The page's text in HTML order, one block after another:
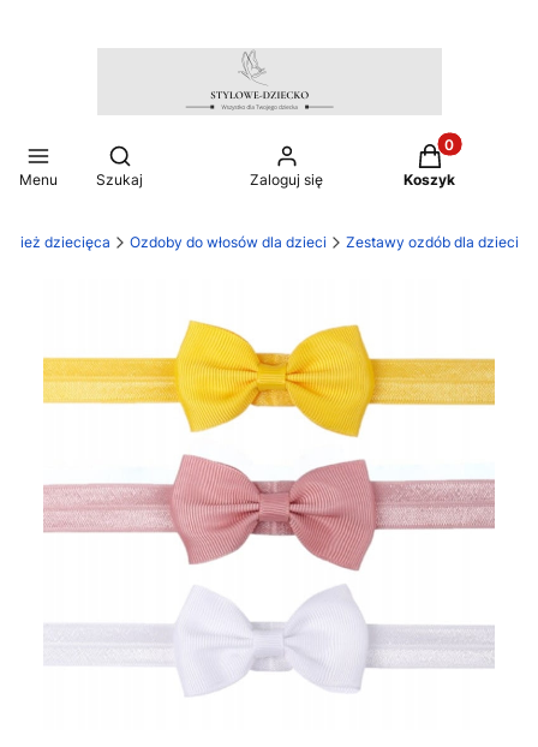
Menu
Otwórz wyszukiwarkę
Szukaj Zaloguj się
Produkty w
Koszyk
dziecięca Ozdoby do włosów dla dzieci Zestawy ozdób dla dzieci